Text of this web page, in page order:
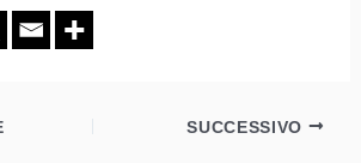
SUCCESSIVO